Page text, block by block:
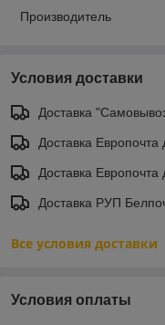
Производитель
Условия доставки
Доставка
Доставка Европочта
Доставка Европочта
Доставка РУП
Все условия доставки
Условия оплаты